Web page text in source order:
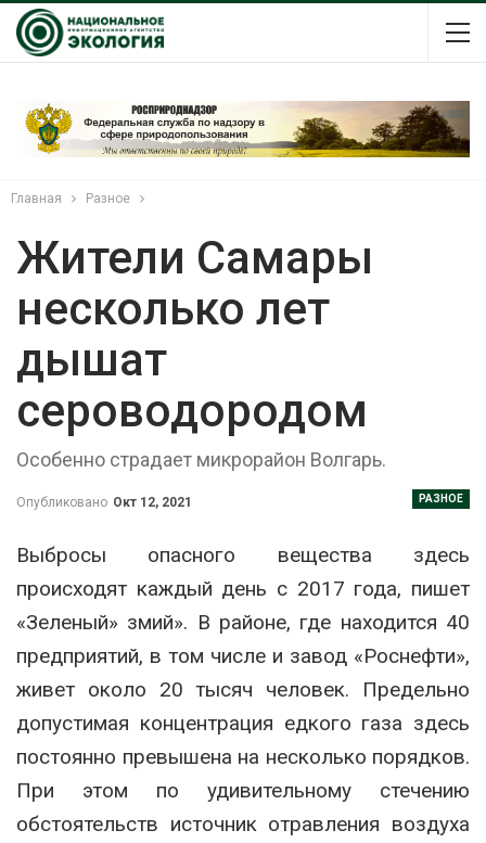
Главная Разное
Жители Самары
несколько лет
дышат
сероводородом
Особенно страдает микрорайон Волгарь.
РАЗНОЕ
Опубликовано Окт 12, 2021
Выбросы опасного вещества здесь
происходят каждый день с 2017 года, пишет
«Зеленый» змий». В районе, где находится 40
предприятий, в том числе и завод «Роснефти»,
живет около 20 тысяч человек. Предельно
допустимая концентрация едкого газа здесь
постоянно превышена на несколько порядков.
При этом по удивительному стечению
обстоятельств источник отравления воздуха